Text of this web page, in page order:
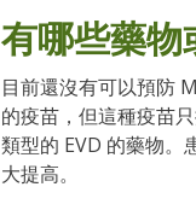
有哪些藥物
目前還沒有可以預防
的疫苗，但這種疫苗
類型的 EVD 的藥物。
大提高。